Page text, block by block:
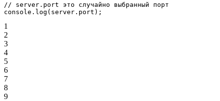
// server.port это случайно выбранный порт
console. log (server.port);
1
2
3
4
5
6
7
8
9